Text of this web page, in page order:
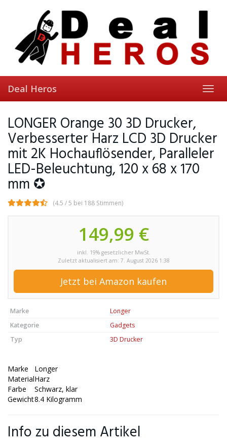
Deal Heros
LONGER Orange 30 3D Drucker,
Verbesserter Harz LCD 3D Drucker
mit 2K Hochauflösender, Paralleler
LED-Beleuchtung, 120 x 68 x 170
mm ✪
(4.5 / 5 bei 188 Stimmen)
149,99 €
inkl. 19% gesetzlicher MwSt.
Zuletzt aktualisiert am: 7. August 2026 1:38
Jetzt bei Amazon kaufen
Marke
Longer
Kategorie
Gadgets
Typ
3D Drucker
Marke
Longer
MaterialHarz
Farbe
Schwarz, klar
Gewicht8.4 Kilogramm
Info zu diesem Artikel